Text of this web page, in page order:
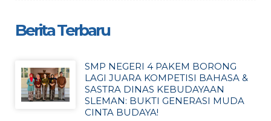
Berita Terbaru
SMP NEGERI 4 PAKEM BORONG
LAGI JUARA KOMPETISI BAHASA &
SASTRA DINAS KEBUDAYAAN
SLEMAN: BUKTI GENERASI MUDA
CINTA BUDAYA!